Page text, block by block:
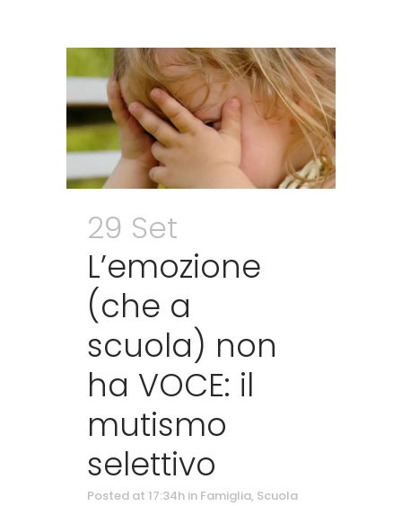
29 Set
L’emozione
(che a
scuola) non
ha VOCE: il
mutismo
selettivo
Posted at 17:34h in Famiglia, Scuola